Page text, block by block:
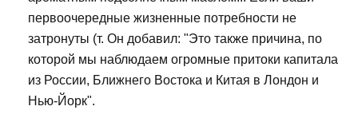
первоочередные жизненные потребности не
затронуты (т. Он добавил: "Это также причина, по
которой мы наблюдаем огромные притоки капитала
из России, Ближнего Востока и Китая в Лондон и
Нью-Йорк".